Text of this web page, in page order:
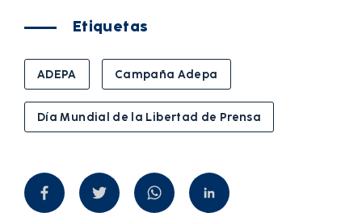
Etiquetas
ADEPA Campaña Adepa
Día Mundial de la Libertad de Prensa